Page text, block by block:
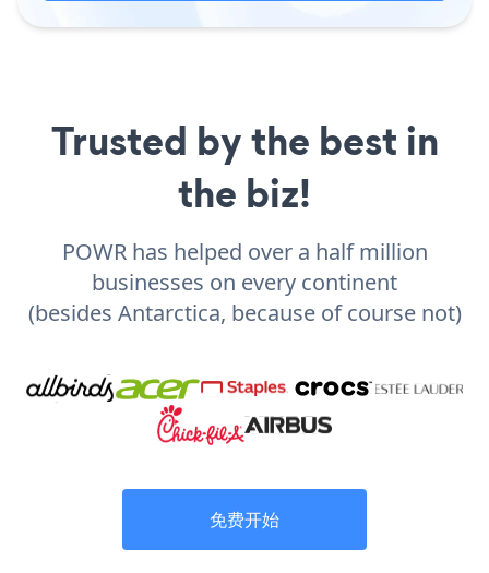
Trusted by the best in
the biz!
POWR has helped over a half million
businesses on every continent
(besides Antarctica, because of course not)
免费开始